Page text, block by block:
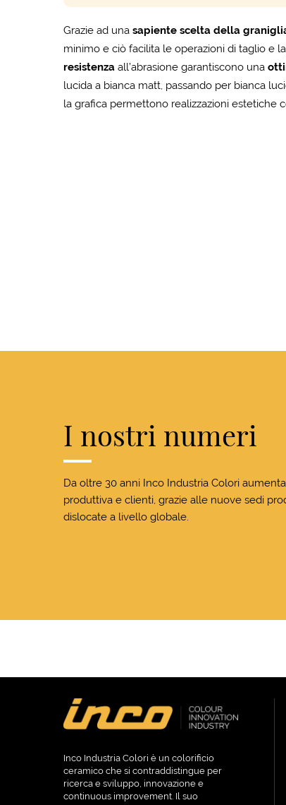
Grazie ad una sapiente scelta della
minimo e ciò facilita le operazioni di taglio e
resistenzaall’abrasione garantiscono una
lucida a bianca matt, passando per bianca
la grafica permettono realizzazioni estetiche
I nostri numeri
Da oltre 30 anni Inco Industria Colori
produttiva e clienti, grazie alle nuove sedi
dislocate a livello globale.
Inco Industria Colori è un colorificio
ceramico che si contraddistingue per
ricerca e sviluppo, innovazione e
continuous improvement. Il suo